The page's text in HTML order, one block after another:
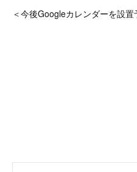
＜今後Googleカレンダーを設置